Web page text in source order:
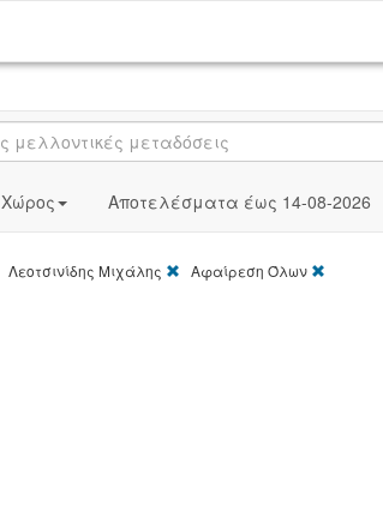
Χώρος Αποτελέσματα έως 14-08-2026
Λεοτσινίδης Μιχάλης [X]Αφαίρεση Όλων [X]